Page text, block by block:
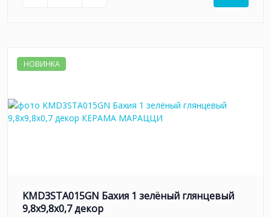
НОВИНКА
KMD3STA015GN Бахия 1 зелёный глянцевый
9,8x9,8x0,7 декор